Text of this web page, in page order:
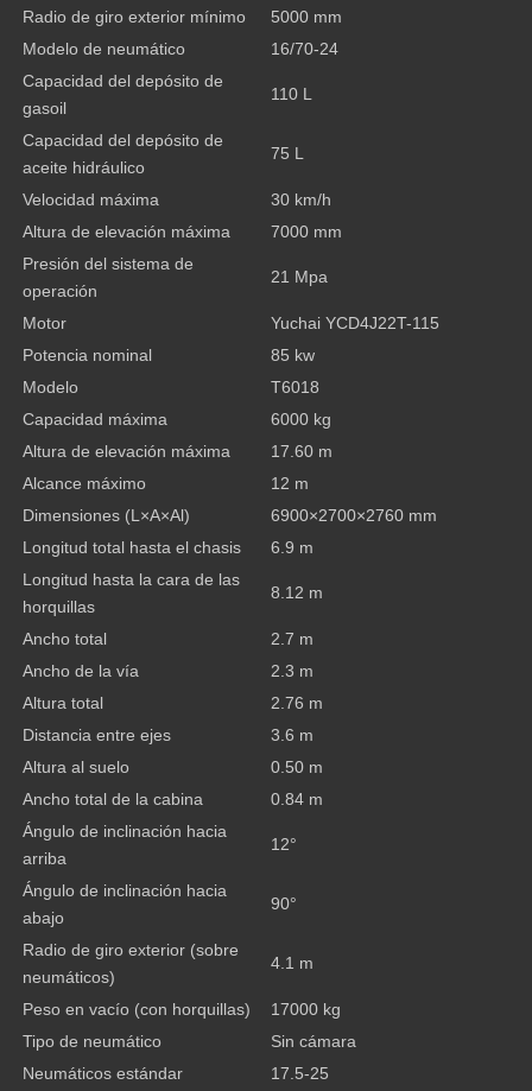
Radio de giro exterior mínimo
5000 mm
Modelo de neumático
16/70-24
Capacidad del depósito de
gasoil
110 L
Capacidad del depósito de
aceite hidráulico
75 L
Velocidad máxima
30 km/h
Altura de elevación máxima
7000 mm
Presión del sistema de
operación
21 Mpa
Motor
Yuchai YCD4J22T-115
Potencia nominal
85 kw
Modelo
T6018
Capacidad máxima
6000 kg
Altura de elevación máxima
17.60 m
Alcance máximo
12 m
Dimensiones (L×A×Al)
6900×2700×2760 mm
Longitud total hasta el chasis
6.9 m
Longitud hasta la cara de las
horquillas
8.12 m
Ancho total
2.7 m
Ancho de la vía
2.3 m
Altura total
2.76 m
Distancia entre ejes
3.6 m
Altura al suelo
0.50 m
Ancho total de la cabina
0.84 m
Ángulo de inclinación hacia
arriba
12°
Ángulo de inclinación hacia
abajo
90°
Radio de giro exterior (sobre
neumáticos)
4.1 m
Peso en vacío (con horquillas)
17000 kg
Tipo de neumático
Sin cámara
Neumáticos estándar
17.5-25